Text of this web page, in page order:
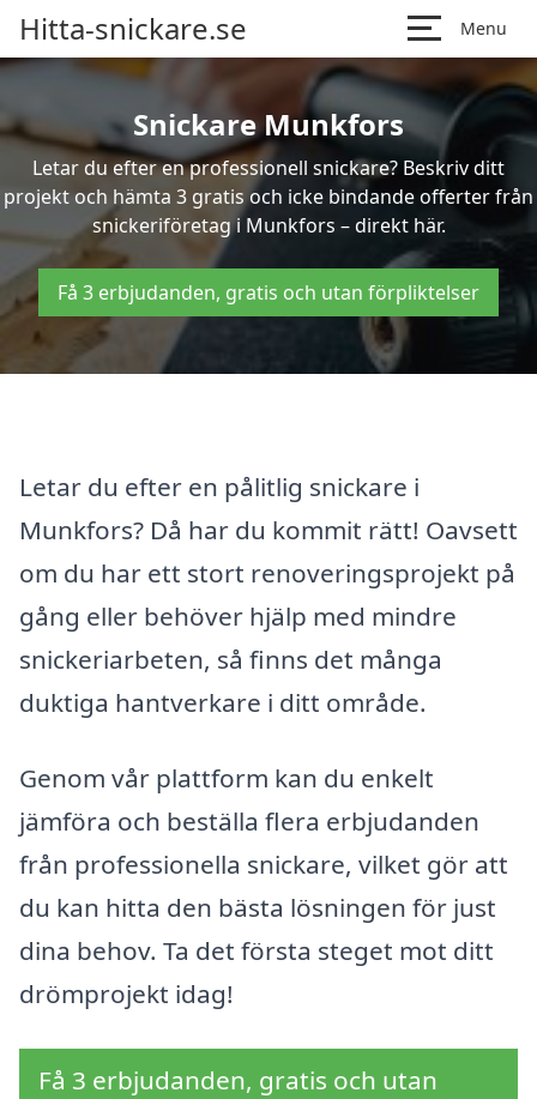
Hitta-snickare.se Menu
Snickare Munkfors
Letar du efter en professionell snickare? Beskriv ditt
projekt och hämta 3 gratis och icke bindande offerter från
snickeriföretag i Munkfors – direkt här.
Få 3 erbjudanden, gratis och utan förpliktelser
Letar du efter en pålitlig snickare i
Munkfors? Då har du kommit rätt! Oavsett
om du har ett stort renoveringsprojekt på
gång eller behöver hjälp med mindre
snickeriarbeten, så finns det många
duktiga hantverkare i ditt område.
Genom vår plattform kan du enkelt
jämföra och beställa flera erbjudanden
från professionella snickare, vilket gör att
du kan hitta den bästa lösningen för just
dina behov. Ta det första steget mot ditt
drömprojekt idag!
Få 3 erbjudanden, gratis och utan